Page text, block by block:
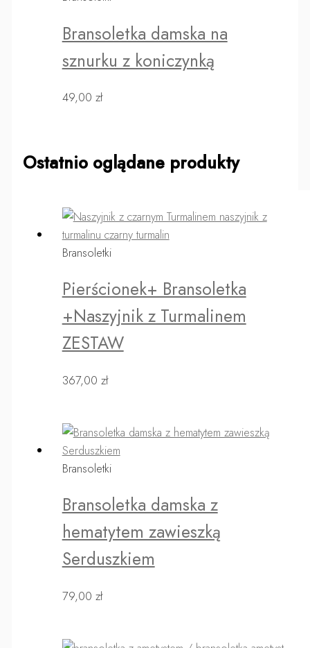
Bransoletka damska na
sznurku z koniczynką
49,00 zł
Ostatnio oglądane produkty
Bransoletki
Pierścionek+ Bransoletka
+Naszyjnik z Turmalinem
ZESTAW
367,00 zł
Bransoletki
Bransoletka damska z
hematytem zawieszką
Serduszkiem
79,00 zł